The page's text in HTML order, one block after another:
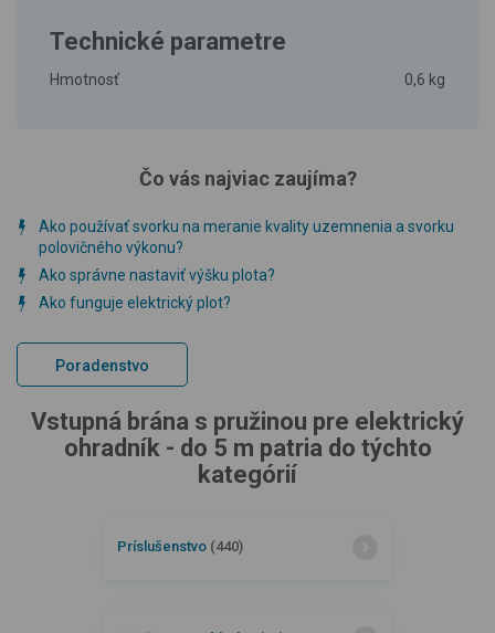
Technické parametre
Hmotnosť 0,6 kg
Čo vás najviac zaujíma?
Ako používať svorku na meranie kvality uzemnenia a svorku
polovičného výkonu?
Ako správne nastaviť výšku plota?
Ako funguje elektrický plot?
Poradenstvo
Vstupná brána s pružinou pre elektrický
ohradník - do 5 m patria do týchto
kategórií
Príslušenstvo (440)